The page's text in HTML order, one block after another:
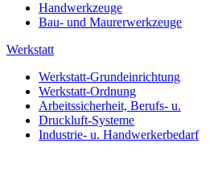
Handwerkzeuge
Bau- und Maurerwerkzeuge
Werkstatt
Werkstatt-Grundeinrichtung
Werkstatt-Ordnung
Arbeitssicherheit, Berufs- u.
Druckluft-Systeme
Industrie- u. Handwerkerbedarf